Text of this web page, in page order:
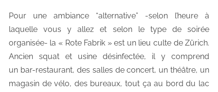
Pour une ambiance “alternative” -selon l’heure à
laquelle vous y allez et selon le type de soirée
organisée- la « Rote Fabrik » est un lieu culte de Zürich.
Ancien squat et usine désinfectée, il y comprend
un bar-restaurant, des salles de concert, un théâtre, un
magasin de vélo, des bureaux, tout ça au bord du lac